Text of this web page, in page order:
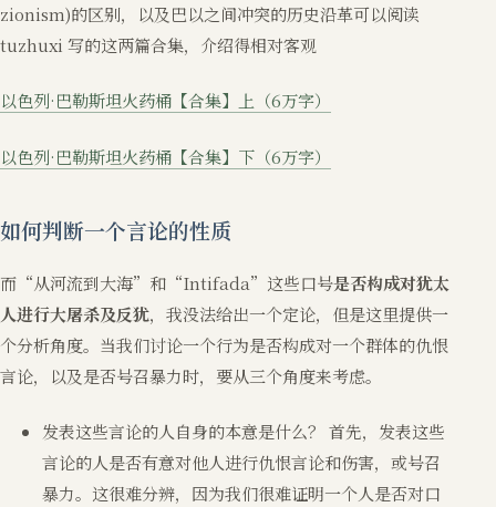
zionism)的区别，以及巴以之间冲突的历史沿革可以阅读
tuzhuxi 写的这两篇合集，介绍得相对客观
以色列·巴勒斯坦火药桶【合集】上（6万字）
以色列·巴勒斯坦火药桶【合集】下（6万字）
如何判断一个言论的性质
而“从河流到大海”和“Intifada”这些口号是否构成对犹太
人进行大屠杀及反犹，我没法给出一个定论，但是这里提供一
个分析角度。当我们讨论一个行为是否构成对一个群体的仇恨
言论，以及是否号召暴力时，要从三个角度来考虑。
发表这些言论的人自身的本意是什么？ 首先，发表这些
言论的人是否有意对他人进行仇恨言论和伤害，或号召
暴力。这很难分辨，因为我们很难证明一个人是否对口